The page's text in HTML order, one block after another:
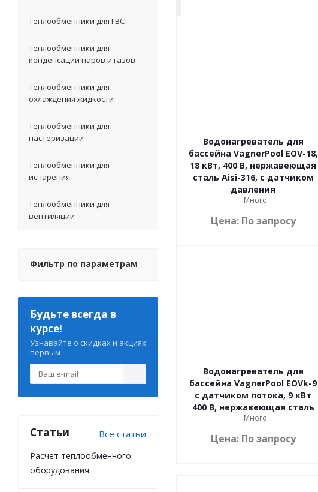
Водонагреватель для
бассейна VagnerPool EOV-18,
18 кВт, 400 В, нержавеющая
сталь Aisi-316, с датчиком
давления
Много
Цена: По запросу
Водонагреватель для
бассейна VagnerPool EOVk-9
с датчиком потока, 9 кВт
400 В, нержавеющая сталь
Много
Цена: По запросу
Теплообменники для ГВС
Теплообменники для
конденсации паров и газов
Теплообменники для
охлаждения жидкости
Теплообменники для
пастеризации
Теплообменники для
испарения
Теплообменники для
вентиляции
Фильтр по параметрам
Будьте всегда в
курсе!
Узнавайте о скидках и акциях
первым
Статьи Все статьи
Расчет теплообменного
оборудования